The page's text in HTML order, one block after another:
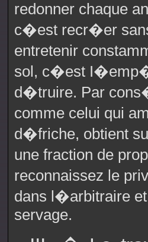
redonner chaque
c�est recr�er
entretenir
sol, c�est
d�truire. Par
comme celui qui
d�friche, obtient
une fraction de
reconnaissez le
dans l�arbitraire
servage.